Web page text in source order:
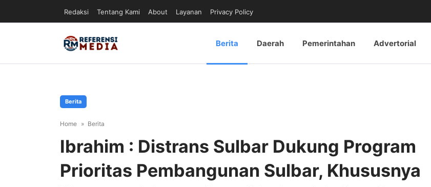
Redaksi Tentang Kami About Layanan Privacy Policy
Berita Daerah Pemerintahan Advertorial
Berita
Home Berita
Ibrahim : Distrans Sulbar Dukung Program
Prioritas Pembangunan Sulbar, Khususnya